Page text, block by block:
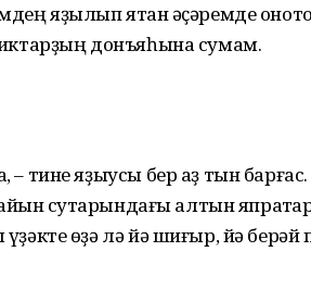
яҙылып ятҡан әҫәремде
донъяһына сумам.
тине яҙыусы бер аҙ тын барғас.
суҡтарындағы алтын
өҙә лә йә шиғыр, йә берәй